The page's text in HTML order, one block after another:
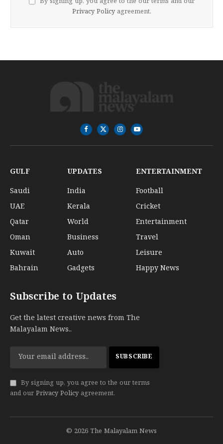
Privacy Policy agreement.
Facebook
X
(Twitter)
InstagramYouTube
GULF
Saudi
UAE
Qatar
Oman
Kuwait
Bahrain
UPDATES
India
Kerala
World
Business
Auto
Gadgets
ENTERTAINMENT
Football
Cricket
Entertainment
Travel
Leisure
Happy News
Subscribe to Updates
Get the latest creative news from The
Malayalam News..
By signing up, you agree to the our terms
and our Privacy Policy agreement.
© 2026 The Malayalam News